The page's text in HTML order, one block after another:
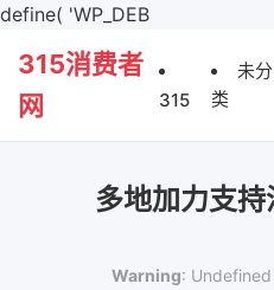
define( 'WP_DEB
315消费者
网
315
未分
类
多地加力支
Warning: